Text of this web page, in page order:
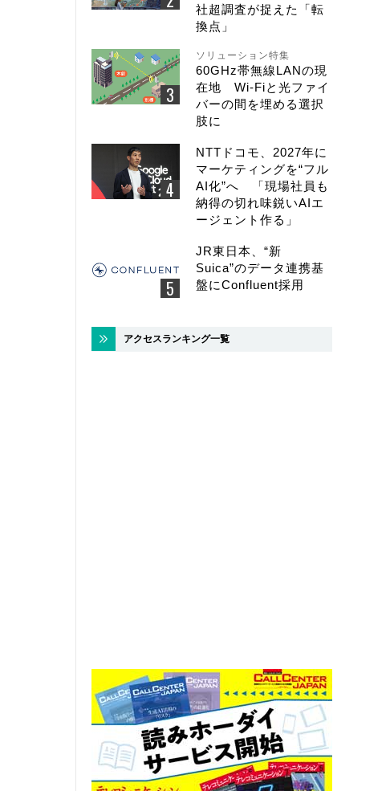
社超調査が捉えた「転
換点」
ソリューション特集
60GHz帯無線LANの現
在地 Wi-Fiと光ファイ
バーの間を埋める選択
肢に
NTTドコモ、2027年に
マーケティングを“フル
AI化”へ 「現場社員も
納得の切れ味鋭いAIエ
ージェント作る」
JR東日本、“新
Suica”のデータ連携基
盤にConfluent採用
アクセスランキング一覧